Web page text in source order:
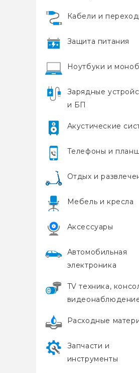
Кабели и
Защита питания
Ноутбуки и
Зарядные
и БП
Акустические
Телефоны и
Отдых и
Мебель и кресла
Аксессуары
Автомобильная
электроника
TV техника,
Расходные
Запчасти и
инструменты